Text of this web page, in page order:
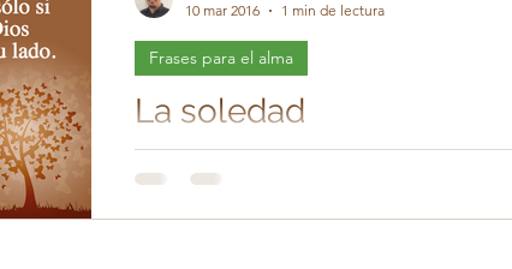
La soledad
Frases para el alma
10 mar 2016
1 min de lectura